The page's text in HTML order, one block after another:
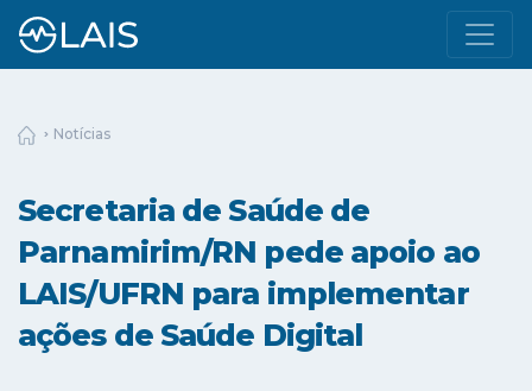
Notícias
Secretaria de Saúde de
Parnamirim/RN pede apoio ao
LAIS/UFRN para implementar
ações de Saúde Digital